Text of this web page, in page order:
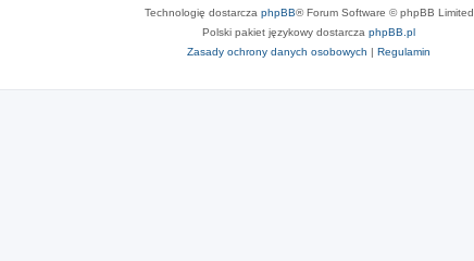
Technologię dostarcza phpBB® Forum Software © phpBB Limited
Polski pakiet językowy dostarcza phpBB.pl
Zasady ochrony danych osobowych | Regulamin